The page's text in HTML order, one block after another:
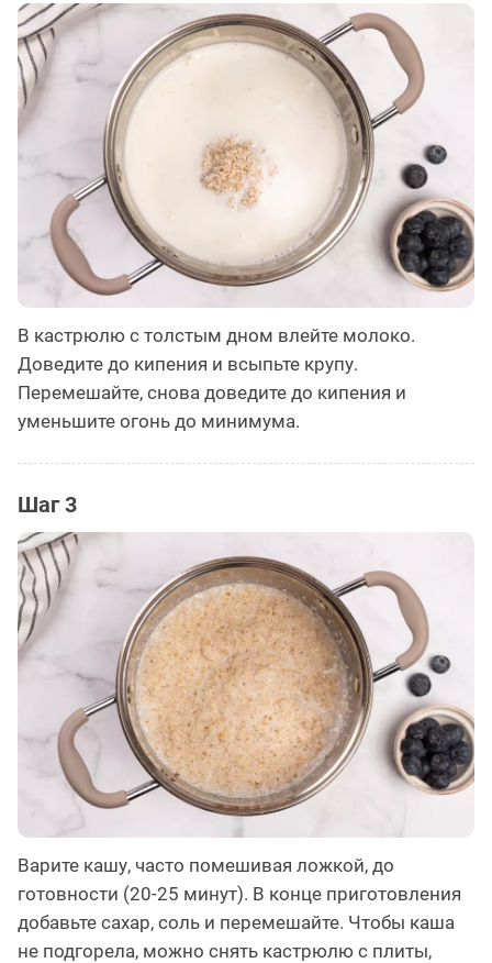
В кастрюлю с толстым дном влейте молоко.
Доведите до кипения и всыпьте крупу.
Перемешайте, снова доведите до кипения и
уменьшите огонь до минимума.
Шаг 3
Варите кашу, часто помешивая ложкой, до
готовности (20-25 минут). В конце приготовления
добавьте сахар, соль и перемешайте. Чтобы каша
не подгорела, можно снять кастрюлю с плиты,